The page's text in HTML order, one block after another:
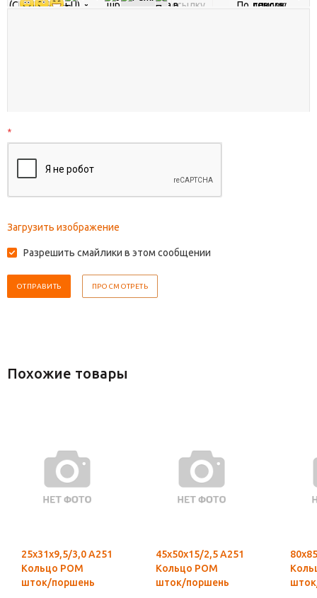
*
Загрузить изображение
Разрешить смайлики в этом сообщении
Похожие товары
25х31х9,5/3,0 А251
Кольцо POM
шток/поршень
45х50х15/2,5 А251
Кольцо POM
шток/поршень